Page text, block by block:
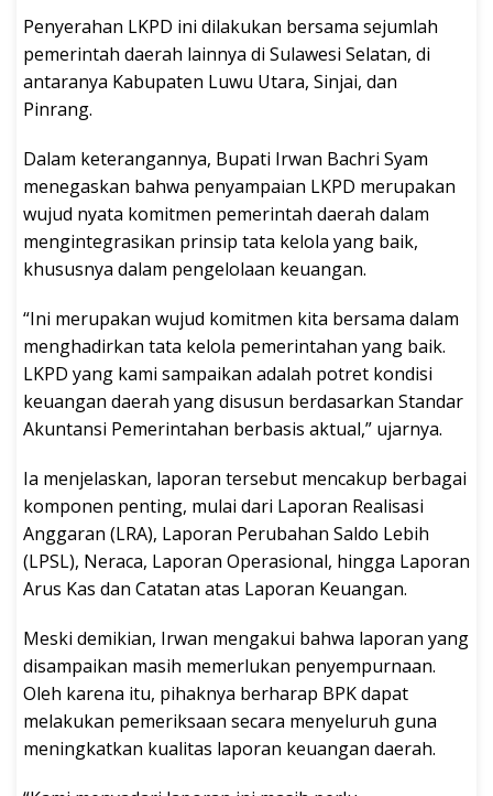
Penyerahan LKPD ini dilakukan bersama sejumlah
pemerintah daerah lainnya di Sulawesi Selatan, di
antaranya Kabupaten Luwu Utara, Sinjai, dan
Pinrang.
Dalam keterangannya, Bupati Irwan Bachri Syam
menegaskan bahwa penyampaian LKPD merupakan
wujud nyata komitmen pemerintah daerah dalam
mengintegrasikan prinsip tata kelola yang baik,
khususnya dalam pengelolaan keuangan.
“Ini merupakan wujud komitmen kita bersama dalam
menghadirkan tata kelola pemerintahan yang baik.
LKPD yang kami sampaikan adalah potret kondisi
keuangan daerah yang disusun berdasarkan Standar
Akuntansi Pemerintahan berbasis aktual,” ujarnya.
Ia menjelaskan, laporan tersebut mencakup berbagai
komponen penting, mulai dari Laporan Realisasi
Anggaran (LRA), Laporan Perubahan Saldo Lebih
(LPSL), Neraca, Laporan Operasional, hingga Laporan
Arus Kas dan Catatan atas Laporan Keuangan.
Meski demikian, Irwan mengakui bahwa laporan yang
disampaikan masih memerlukan penyempurnaan.
Oleh karena itu, pihaknya berharap BPK dapat
melakukan pemeriksaan secara menyeluruh guna
meningkatkan kualitas laporan keuangan daerah.